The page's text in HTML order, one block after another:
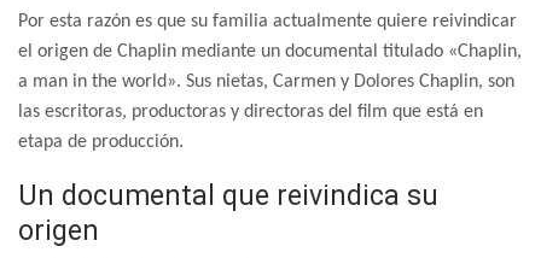
Por esta razón es que su familia actualmente quiere reivindicar
el origen de Chaplin mediante un documental titulado «Chaplin,
a man in the world». Sus nietas, Carmen y Dolores Chaplin, son
las escritoras, productoras y directoras del film que está en
etapa de producción.
Un documental que reivindica su
origen